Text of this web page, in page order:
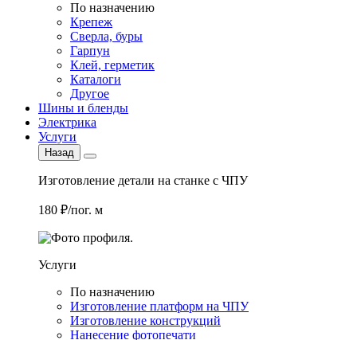
По назначению
Крепеж
Сверла, буры
Гарпун
Клей, герметик
Каталоги
Другое
Шины и бленды
Электрика
Услуги
Назад
Изготовление детали на станке с ЧПУ
180 ₽/пог. м
Услуги
По назначению
Изготовление платформ на ЧПУ
Изготовление конструкций
Нанесение фотопечати